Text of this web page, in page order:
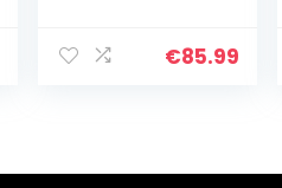
Opbergrek,
Verstelbare
€85.99